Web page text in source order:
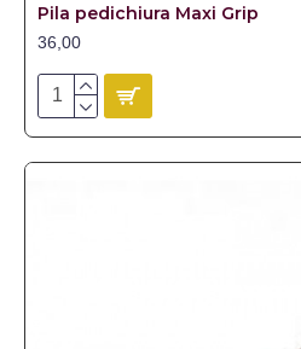
Pila pedichiura Maxi Grip
36,00